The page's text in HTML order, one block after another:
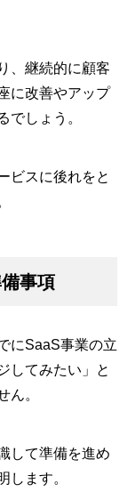
、継続的に顧客
に改善やアップ
でしょう。
ビスに後れをと
事項
にSaaS事業の立
してみたい」と
ん。
して準備を進め
します。